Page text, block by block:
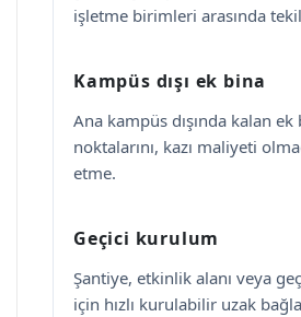
işletme birimleri arasında
Kampüs dışı ek bina
Ana kampüs dışında kalan
noktalarını, kazı maliyeti
etme.
Geçici kurulum
Şantiye, etkinlik alanı veya
için hızlı kurulabilir uzak